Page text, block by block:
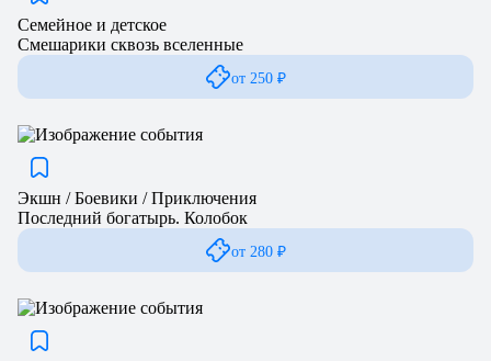
Семейное и детское
Смешарики сквозь вселенные
от 250 ₽
Экшн / Боевики / Приключения
Последний богатырь. Колобок
от 280 ₽